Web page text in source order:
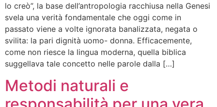
lo creò”, la base dell’antropologia racchiusa nella Genesi
svela una verità fondamentale che oggi come in
passato viene a volte ignorata banalizzata, negata o
svilita: la pari dignità uomo- donna. Efficacemente,
come non riesce la lingua moderna, quella biblica
suggellava tale concetto nelle parole dalla […]
Metodi naturali e